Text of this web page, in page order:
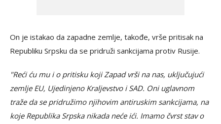
On je istakao da zapadne zemlje, takođe, vrše pritisak na
Republiku Srpsku da se pridruži sankcijama protiv Rusije.
"Reći ću mu i o pritisku koji Zapad vrši na nas, uključujući
zemlje EU, Ujedinjeno Kraljevstvo i SAD. Oni uglavnom
traže da se pridružimo njihovim antiruskim sankcijama, na
koje Republika Srpska nikada neće ići. Imamo čvrst stav o